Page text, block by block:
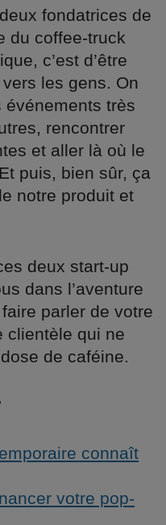
fondatrices de
du coffee-truck
c’est d’être
les gens. On
événements très
rencontrer
et aller là où le
puis, bien sûr, ça
notre produit et
deux start-up
dans l’aventure
parler de votre
qui ne
de caféine.
connaît
votre pop-